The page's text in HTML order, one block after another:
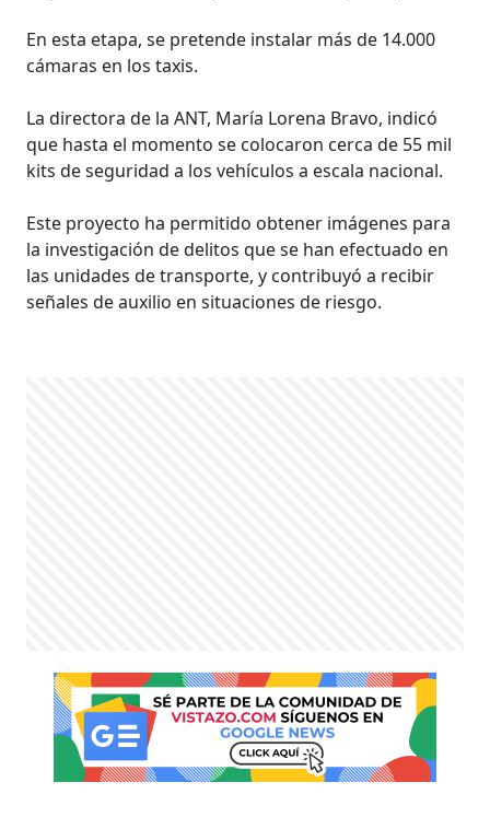
En esta etapa, se pretende instalar más de 14.000
cámaras en los taxis.
La directora de la ANT, María Lorena Bravo, indicó
que hasta el momento se colocaron cerca de 55 mil
kits de seguridad a los vehículos a escala nacional.
Este proyecto ha permitido obtener imágenes para
la investigación de delitos que se han efectuado en
las unidades de transporte, y contribuyó a recibir
señales de auxilio en situaciones de riesgo.